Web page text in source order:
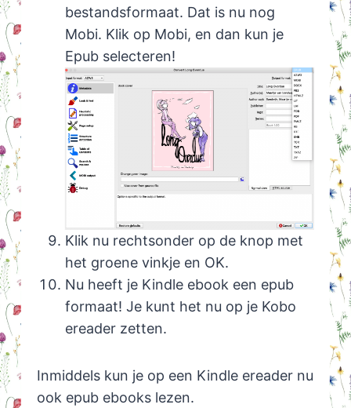
bestandsformaat. Dat is nu nog
Mobi. Klik op Mobi, en dan kun je
Epub selecteren!
Klik nu rechtsonder op de knop met
het groene vinkje en OK.
Nu heeft je Kindle ebook een epub
formaat! Je kunt het nu op je Kobo
ereader zetten.
Inmiddels kun je op een Kindle ereader nu
ook epub ebooks lezen.